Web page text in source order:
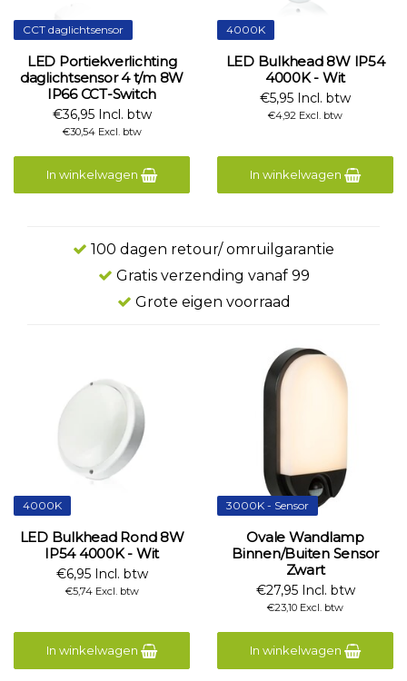
CCT daglichtsensor
LED Portiekverlichting
daglichtsensor 4 t/m 8W
IP66 CCT-Switch
€36,95 Incl. btw
€30,54 Excl. btw
In winkelwagen
4000K
LED Bulkhead 8W IP54
4000K - Wit
€5,95 Incl. btw
€4,92 Excl. btw
In winkelwagen
100 dagen retour/ omruilgarantie
Gratis verzending vanaf 99
Grote eigen voorraad
4000K
LED Bulkhead Rond 8W
IP54 4000K - Wit
€6,95 Incl. btw
€5,74 Excl. btw
In winkelwagen
3000K - Sensor
Ovale Wandlamp
Binnen/Buiten Sensor
Zwart
€27,95 Incl. btw
€23,10 Excl. btw
In winkelwagen